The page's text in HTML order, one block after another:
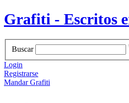
Grafiti - Escritos
Buscar
Login
Registrarse
Mandar Grafiti